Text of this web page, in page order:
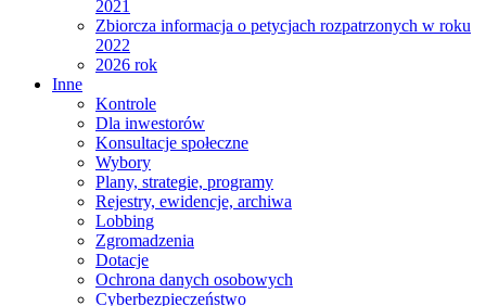
2021
Zbiorcza informacja o petycjach rozpatrzonych w roku
2022
2026 rok
Inne
Kontrole
Dla inwestorów
Konsultacje społeczne
Wybory
Plany, strategie, programy
Rejestry, ewidencje, archiwa
Lobbing
Zgromadzenia
Dotacje
Ochrona danych osobowych
Cyberbezpieczeństwo